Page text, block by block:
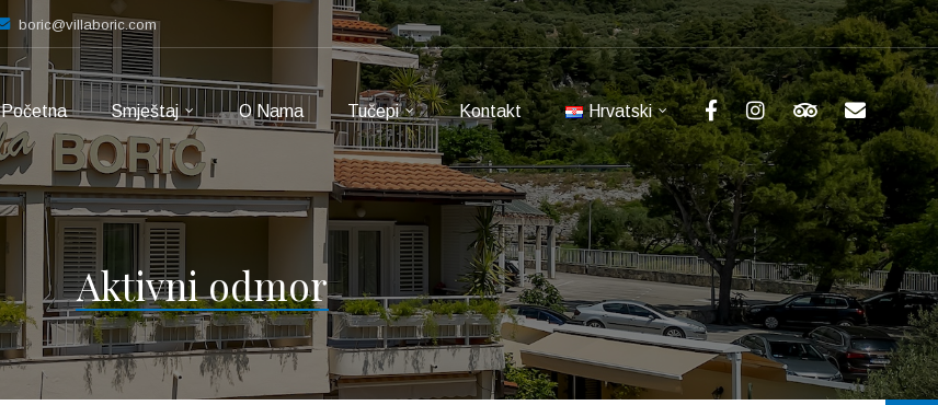
boric@villaboric.com
Početna Smještaj O Nama Tučepi Kontakt Hrvatski
Aktivni odmor